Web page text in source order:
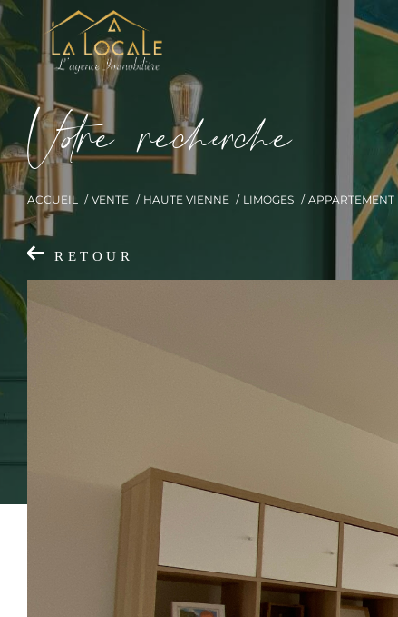
Vore recece
ACCUEIL VENTE HAUTE VIENNE LIMOGES APPARTEMENT
RETOUR